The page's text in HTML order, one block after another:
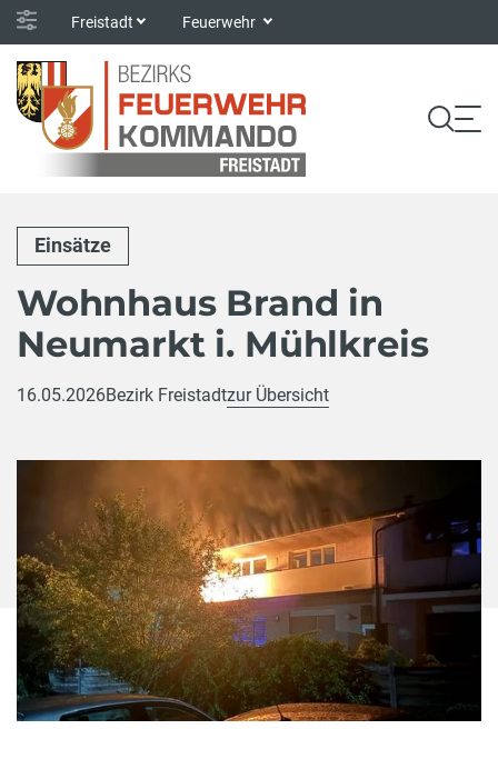
Freistadt Feuerwehr
Einsätze
Wohnhaus Brand in
Neumarkt i. Mühlkreis
16.05.2026Bezirk Freistadtzur Übersicht